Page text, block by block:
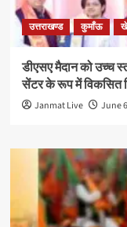
उत्तराखण्ड कुमाँऊ
डीएसए मैदान को उच्च
सेंटर के रूप में विकसित
Janmat Live June